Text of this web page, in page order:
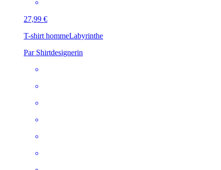
27,99 €
T-shirt hommeLabyrinthe
Par Shirtdesignerin